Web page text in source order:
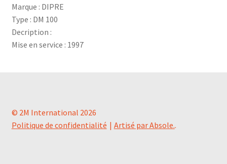
Marque : DIPRE
Type : DM 100
Decription :
Mise en service : 1997
© 2M International 2026
Politique de confidentialité
Artisé par Absole..